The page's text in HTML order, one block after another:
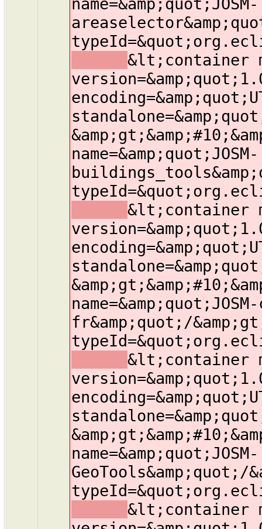
&lt;container
name=&amp;quot;JOSM-
&lt;container
fr&amp;quot;/
&lt;container
name=&amp;quot;JOSM-
GeoTools&amp;quot;/
&lt;container